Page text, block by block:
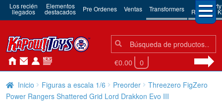
Los recién
llegados
Elementos
destacados Pre Ordenes Ventas Transformers 3rd Party
Robots &
Búsqueda:
Búsqueda
€0.00 0
Inicio Figuras a escala 1/6 Preorder
Threezero FigZero
Power Rangers Shattered Grid Lord Drakkon Evo III